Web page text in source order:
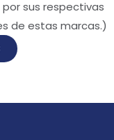
sus respectivas
de estas marcas.)